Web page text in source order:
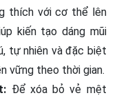
thích với cơ thể lên
kiến tạo dáng mũi
tự nhiên và đặc biệt
vững theo thời gian.
Để xóa bỏ vẻ mệt